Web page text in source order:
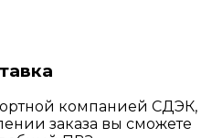
компанией СДЭК,
заказа вы сможете